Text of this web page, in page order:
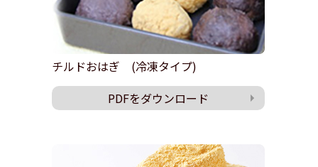
チルドおはぎ (冷凍タイプ)
PDFをダウンロード